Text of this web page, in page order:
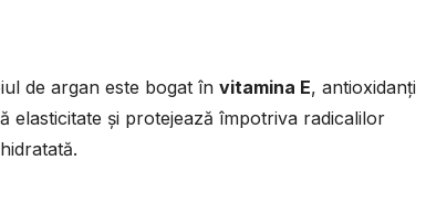
de argan este bogat în vitamina E, antioxidanți
și protejează împotriva radicalilor